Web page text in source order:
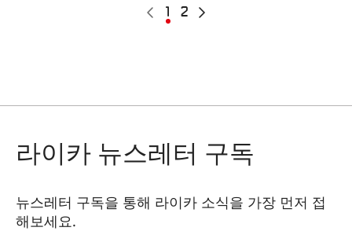
Pagination이
현
재
1 쪽
2
다
라이카 뉴스레터 구독
뉴스레터 구독을 통해 라이카 소식을 가장 먼저 접
해보세요.